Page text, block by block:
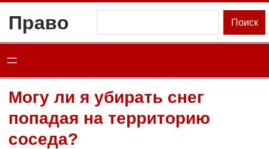
содержимому
Право Поиск
Могу ли я убирать снег
попадая на территорию
соседа?